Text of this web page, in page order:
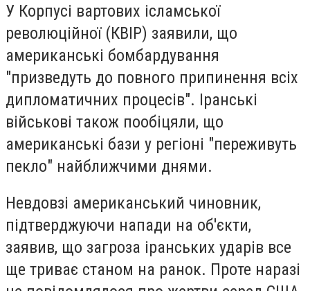
У Корпусі вартових ісламської
революційної (КВІР) заявили, що
американські бомбардування
"призведуть до повного припинення всіх
дипломатичних процесів". Іранські
військові також пообіцяли, що
американські бази у регіоні "переживуть
пекло" найближчими днями.
Невдовзі американський чиновник,
підтверджуючи напади на об'єкти,
заявив, що загроза іранських ударів все
ще триває станом на ранок. Проте наразі